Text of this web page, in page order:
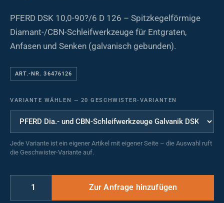
PFERD DSK 10,0-90?/6 D 126 – Spitzkegelförmige
Diamant-/CBN-Schleifwerkzeuge für Entgraten,
Anfasen und Senken (galvanisch gebunden).
ART.-NR. 36476126
VARIANTE WÄHLEN — 20 GESCHWISTER-VARIANTEN
Jede Variante ist ein eigener Artikel mit eigener Seite – die Auswahl ruft
die Geschwister-Variante auf.